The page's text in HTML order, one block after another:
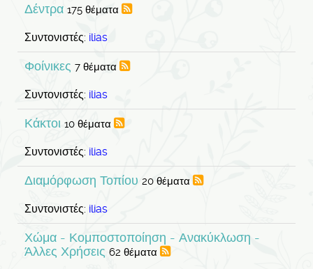
Δέντρα 175 θέματα
Συντονιστές: ilias
Φοίνικες 7 θέματα
Συντονιστές: ilias
Κάκτοι 10 θέματα
Συντονιστές: ilias
Διαμόρφωση Τοπίου 20 θέματα
Συντονιστές: ilias
Χώμα - Κομποστοποίηση - Ανακύκλωση -
Άλλες Χρήσεις 62 θέματα